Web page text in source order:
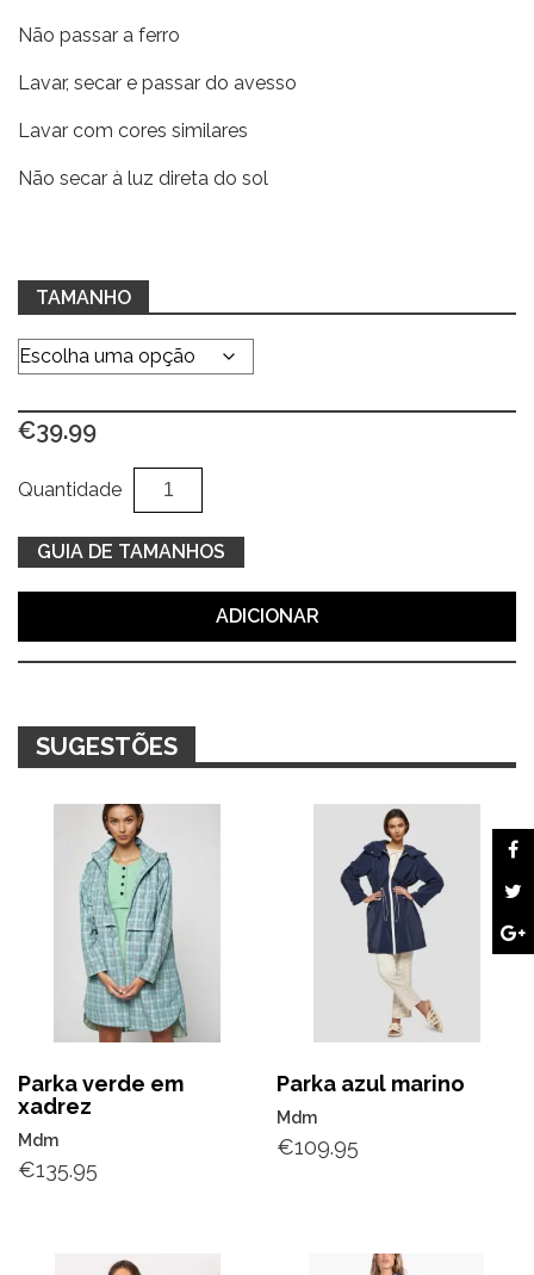
Não passar a ferro
Lavar, secar e passar do avesso
Lavar com cores similares
Não secar à luz direta do sol
TAMANHO
€39.99
Quantidade
Quantidade
de
Parka
verde
caqui
GUIA DE TAMANHOS
ADICIONAR
SUGESTÕES
Parka verde em
xadrez
Mdm
€135.95
Parka azul marino
Mdm
€109.95